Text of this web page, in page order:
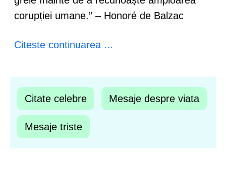
corupției umane.” – Honoré de Balzac
Citeste continuarea ...
Citate celebre Mesaje despre viata
Mesaje triste